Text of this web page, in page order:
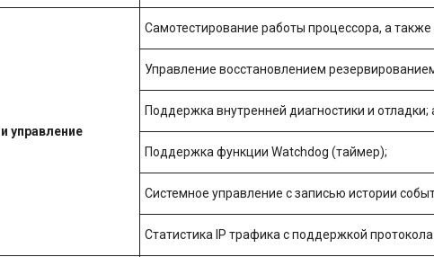
управление
Самотестирование работы процессора, а
Управление восстановлением
Поддержка внутренней диагностики и отладки;
Поддержка функции Watchdog (таймер);
Системное управление с записью истории
Статистика IP трафика с поддержкой